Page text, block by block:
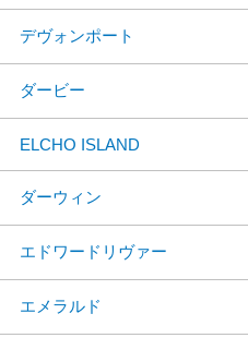
デヴォンポート
ダービー
ELCHO ISLAND
ダーウィン
エドワードリヴァー
エメラルド